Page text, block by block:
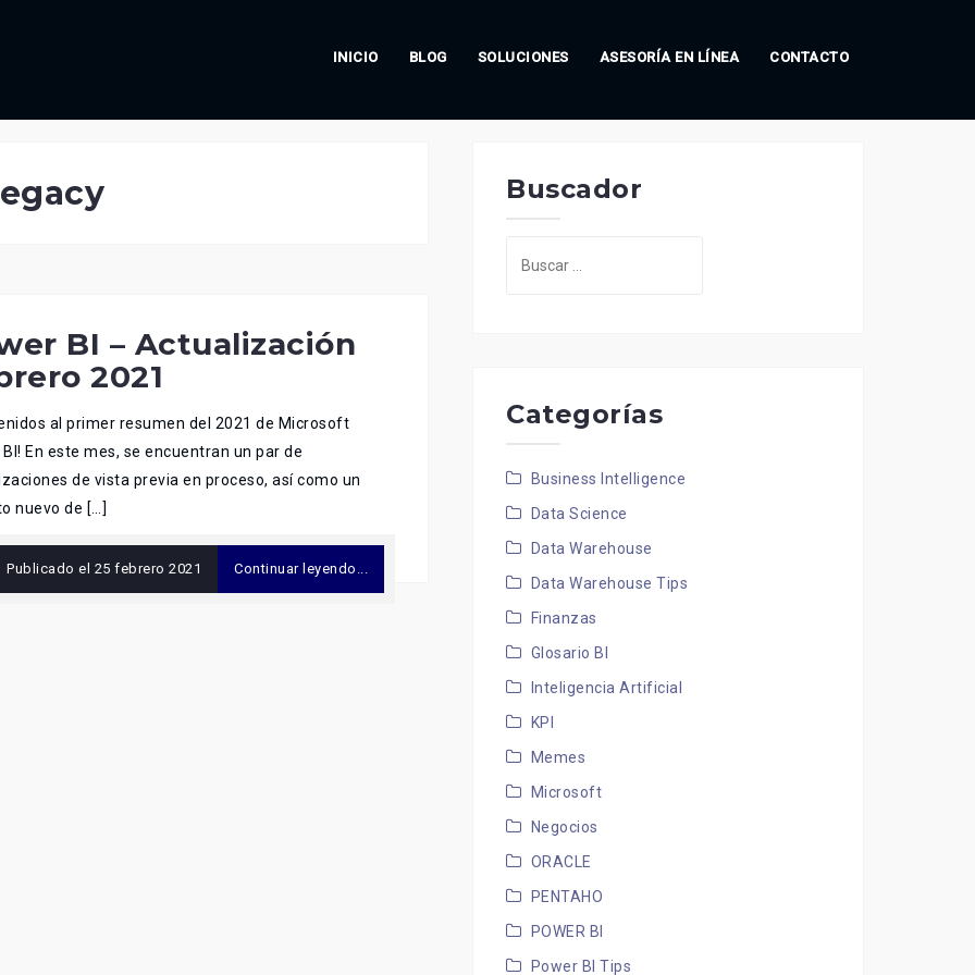
INICIO BLOG SOLUCIONES ASESORÍA EN LÍNEA CONTACTO
BI – Actualización
2021
al primer resumen del 2021 de Microsoft
BI! En este mes, se encuentran un par de
de vista previa en proceso, así como un
nuevo de […]
Publicado el 25 febrero 2021 Continuar leyendo...
Buscador
Categorías
Business Intelligence
Data Science
Data Warehouse
Data Warehouse Tips
Finanzas
Glosario BI
Inteligencia Artificial
KPI
Memes
Microsoft
Negocios
ORACLE
PENTAHO
POWER BI
Power BI Tips